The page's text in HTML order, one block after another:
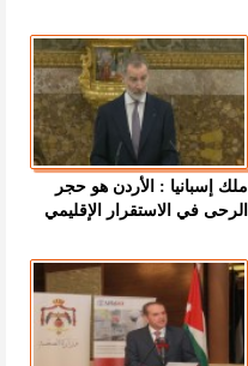
ملك إسبانيا : الأردن هو حجر
الرحى في الاستقرار الإقليمي